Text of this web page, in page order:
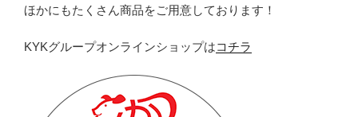
ほかにもたくさん商品をご用意しております！
KYKグループオンラインショップはコチラ